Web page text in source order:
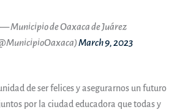
— Municipio de Oaxaca de Juárez
March 9, 2023
de ser felices y asegurarnos un futuro
por la ciudad educadora que todas y